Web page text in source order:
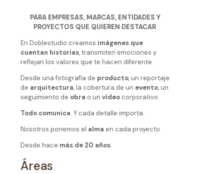
PARA EMPRESAS, MARCAS, ENTIDADES Y
PROYECTOS QUE QUIEREN DESTACAR
En Doblestudio creamos imágenes que
cuentan historias, transmiten emociones y
reflejan los valores que te hacen diferente.
Desde una fotografía de producto, un reportaje
de arquitectura, la cobertura de un evento, un
seguimiento de obra o un vídeo corporativo.
Todo comunica. Y cada detalle importa.
Nosotros ponemos el alma en cada proyecto.
Desde hace más de 20 años.
Áreas